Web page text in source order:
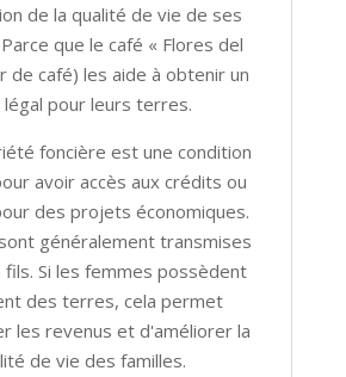
de la qualité de vie de ses
que le café « Flores del
de café) les aide à obtenir un
pour leurs terres.
foncière est une condition
avoir accès aux crédits ou
des projets économiques.
généralement transmises
Si les femmes possèdent
des terres, cela permet
les revenus et d'améliorer la
de vie des familles.